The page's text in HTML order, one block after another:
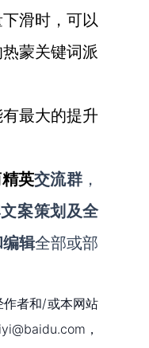
滑时，可以
蒙关键词派
最大的提升
英交流群 ，
案策划及全
辑全部或部
作者和/或本网站
，